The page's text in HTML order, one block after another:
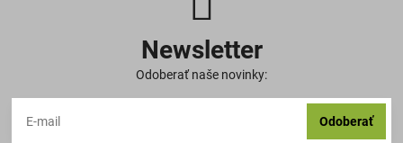
Newsletter
Odoberať naše novinky:
Odoberať